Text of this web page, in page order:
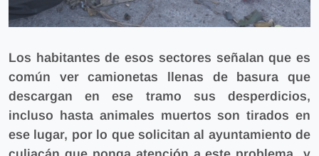
Los habitantes de esos sectores señalan que es
común ver camionetas llenas de basura que
descargan en ese tramo sus desperdicios,
incluso hasta animales muertos son tirados en
ese lugar, por lo que solicitan al ayuntamiento de